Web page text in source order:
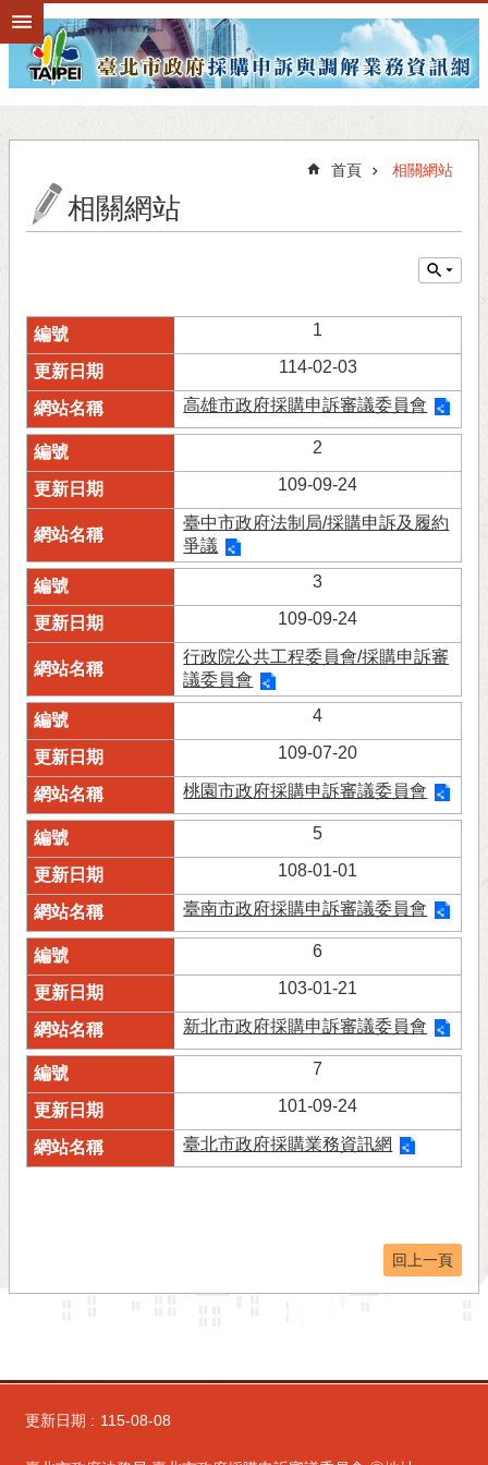
跳到主要內容區塊
首頁 相關網站
相關網站
1
114-02-03
高雄市政府採購申訴審議委員會
2
109-09-24
臺中市政府法制局/採購申訴及履約
爭議
3
109-09-24
行政院公共工程委員會/採購申訴審
議委員會
4
109-07-20
桃園市政府採購申訴審議委員會
5
108-01-01
臺南市政府採購申訴審議委員會
6
103-01-21
新北市政府採購申訴審議委員會
7
101-09-24
臺北市政府採購業務資訊網
回上一頁
更新日期 115-08-08